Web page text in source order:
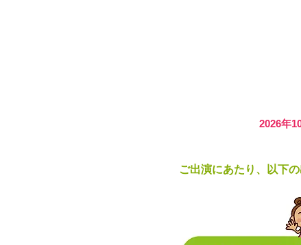
2026年
ご出演にあたり、以下